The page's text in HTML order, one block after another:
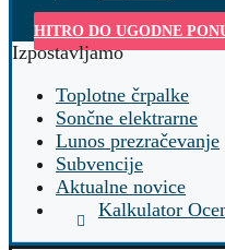
HITRO DO UGODNE
Izpostavljamo
Toplotne črpalke
Sončne elektrarne
Lunos prezračevanje
Subvencije
Aktualne novice
Kalkulator